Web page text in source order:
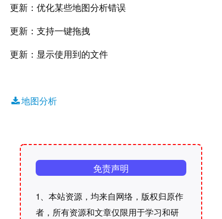
更新：优化某些地图分析错误
更新：支持一键拖拽
更新：显示使用到的文件
地图分析
免责声明
1、本站资源，均来自网络，版权归原作
者，所有资源和文章仅限用于学习和研